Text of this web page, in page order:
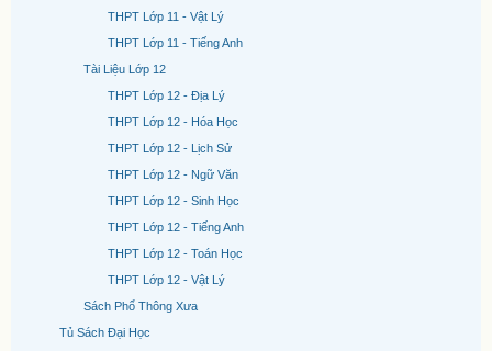
THPT Lớp 11 - Vật Lý
THPT Lớp 11 - Tiếng Anh
Tài Liệu Lớp 12
THPT Lớp 12 - Địa Lý
THPT Lớp 12 - Hóa Học
THPT Lớp 12 - Lịch Sử
THPT Lớp 12 - Ngữ Văn
THPT Lớp 12 - Sinh Học
THPT Lớp 12 - Tiếng Anh
THPT Lớp 12 - Toán Học
THPT Lớp 12 - Vật Lý
Sách Phổ Thông Xưa
Tủ Sách Đại Học